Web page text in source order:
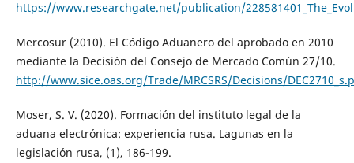
https://www.researchgate.net/publication/
Mercosur (2010). El Código Aduanero del aprobado en 2010
mediante la Decisión del Consejo de Mercado Común 27/10.
http://www.sice.oas.org/Trade/MRCSRS/Decisions/
Moser, S. V. (2020). Formación del instituto legal de la
aduana electrónica: experiencia rusa. Lagunas en la
legislación rusa, (1), 186-199.